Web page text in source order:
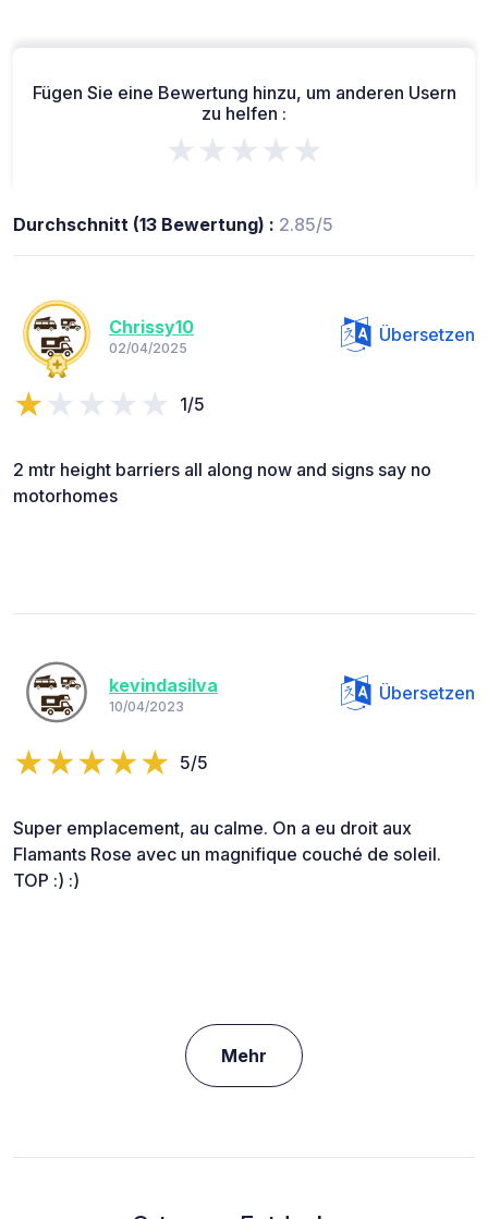
Fügen Sie eine Bewertung hinzu, um anderen Usern
zu helfen :
★★★★★
Durchschnitt (13 Bewertung) : 2.85/5
Chrissy10
02/04/2025
Übersetzen
1/5
2 mtr height barriers all along now and signs say no
motorhomes
kevindasilva
10/04/2023
Übersetzen
5/5
Super emplacement, au calme. On a eu droit aux
Flamants Rose avec un magnifique couché de soleil.
TOP :) :)
Mehr